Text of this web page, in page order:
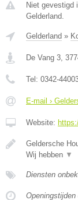
Niet gevestigd
Gelderland.
Gelderland »
De Vang 3,
Tel: 0342-
E-mail ›
Website:
Geldersche
Wij hebben ▼
Diensten
Openingstijden